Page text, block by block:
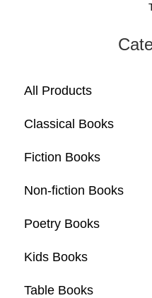
All Products
Classical Books
Fiction Books
Non-fiction Books
Poetry Books
Kids Books
Table Books